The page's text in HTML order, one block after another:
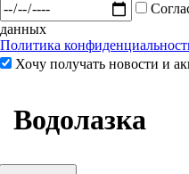
данных
Политика
Хочу получать новости и
Водолазка